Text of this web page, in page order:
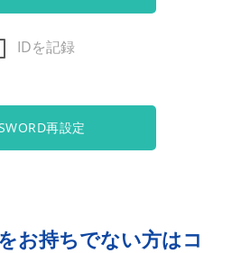
IDを記録
再設定
お持ちでない方はコ